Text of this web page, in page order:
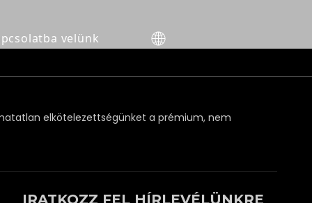
velünk
elkötelezettségünket a prémium, nem
IRATKOZZ FEL HÍRLEVÉLÜNKRE